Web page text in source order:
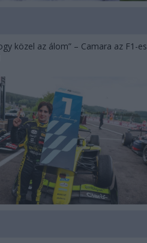
közel az álom” – Camara az F1-es